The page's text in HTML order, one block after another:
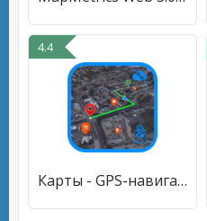
4.4
Карты - GPS-навигация по маршр